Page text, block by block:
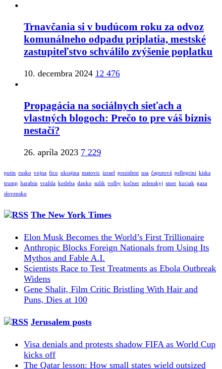
Trnavčania si v budúcom roku za odvoz
komunálneho odpadu priplatia, mestské
zastupiteľstvo schválilo zvýšenie poplatku
10. decembra 2024 12 476
Propagácia na sociálnych sieťach a
vlastných blogoch: Prečo to pre váš biznis
nestačí?
26. apríla 2023 7 229
putin rusko vojna fico ukrajina matovic izrael prezident usa čaputová pellegrini kiska
trump harabin vražda kotleba danko sulik volby kočner zelenskyj smer kuciak gaza
slovensko
The New York Times
Elon Musk Becomes the World’s First Trillionaire
Anthropic Blocks Foreign Nationals from Using Its
Mythos and Fable A.I.
Scientists Race to Test Treatments as Ebola Outbreak
Widens
Gene Shalit, Film Critic Bristling With Hair and
Puns, Dies at 100
Jerusalem posts
Visa denials and protests shadow FIFA as World Cup
kicks off
The Qatar lesson: How small states wield outsized